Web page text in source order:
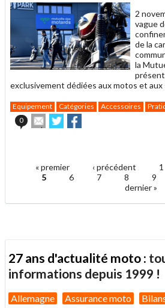
2
vague
de la
la
exclusivement dédiées aux motos et
Equipement Catégories Accessoires
0
Envoyer
cet
ami
Partager
sur sur
Pages« premier ‹ précédent 1
5
6 7 8 9
dernier »
27 ans d'actualité moto :
informations depuis 1999 !
Allemagne Assurance moto